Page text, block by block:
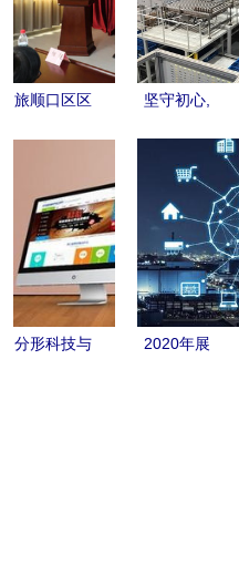
旅顺口区区
系列活动圆
满举行
坚守初心,
—— 宁波
方太厨具
100亩智能
物流中心项
目通过验收
分形科技与
2020年展